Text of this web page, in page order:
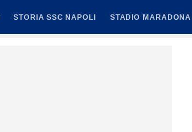
STORIA SSC NAPOLI STADIO MARADONA